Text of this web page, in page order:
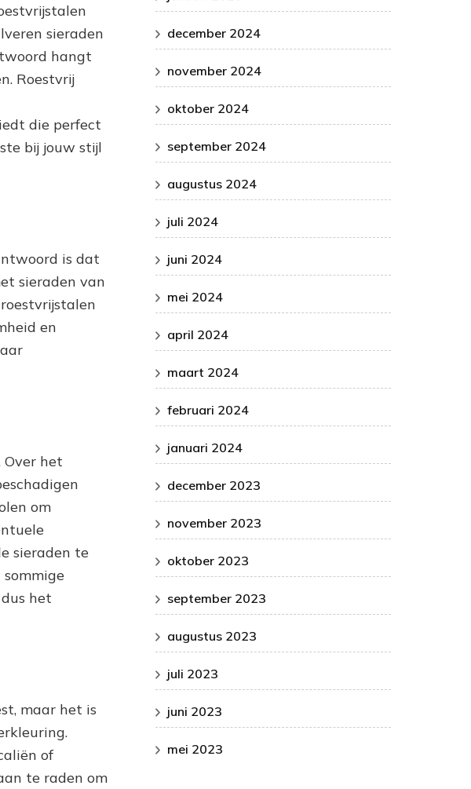
sieraden
hangt
Roestvrij
die perfect
bij jouw stijl
is dat
sieraden van
en
Over het
om
sieraden te
het
maar het is
of
te raden om
december 2024
november 2024
oktober 2024
september 2024
augustus 2024
juli 2024
juni 2024
mei 2024
april 2024
maart 2024
februari 2024
januari 2024
december 2023
november 2023
oktober 2023
september 2023
augustus 2023
juli 2023
juni 2023
mei 2023